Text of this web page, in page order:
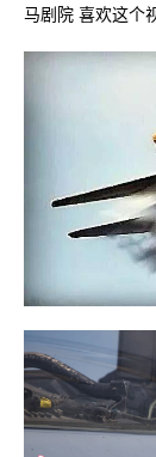
马剧院 喜欢这个